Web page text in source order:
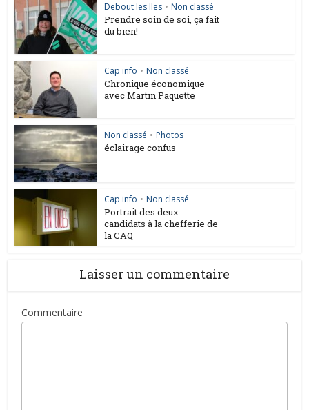
Debout les Iles • Non classé
Prendre soin de soi, ça fait
du bien!
Cap info • Non classé
Chronique économique
avec Martin Paquette
Non classé • Photos
éclairage confus
Cap info • Non classé
Portrait des deux
candidats à la chefferie de
la CAQ
Laisser un commentaire
Commentaire